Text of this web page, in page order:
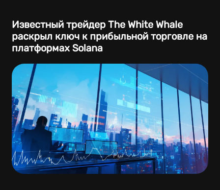
Известный трейдер The White Whale
раскрыл ключ к прибыльной торговле на
платформах Solana